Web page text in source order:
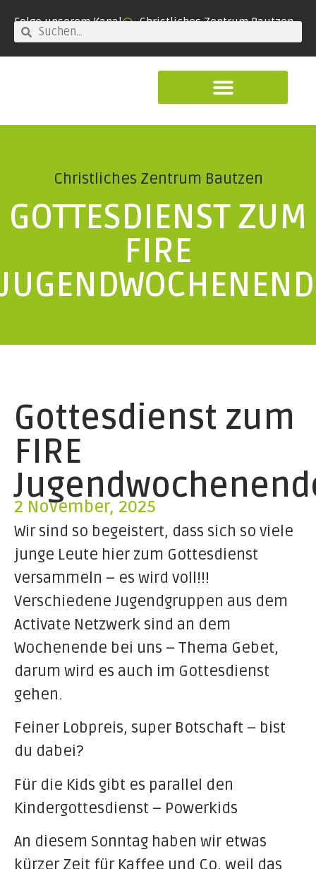
Folge unserem Kanal Christliches Zentrum Bautzen
Christliches Zentrum Bautzen
GOTTESDIENST ZUM
FIRE
Gottesdienst zum
FIRE
2 November, 2025
Wir sind so begeistert, dass sich so viele
junge Leute hier zum Gottesdienst
versammeln – es wird voll!!!
Verschiedene Jugendgruppen aus dem
Activate Netzwerk sind an dem
Wochenende bei uns – Thema Gebet,
darum wird es auch im Gottesdienst
gehen.
Feiner Lobpreis, super Botschaft – bist
du dabei?
Für die Kids gibt es parallel den
Kindergottesdienst – Powerkids
An diesem Sonntag haben wir etwas
kürzer Zeit für Kaffee und Co, weil das